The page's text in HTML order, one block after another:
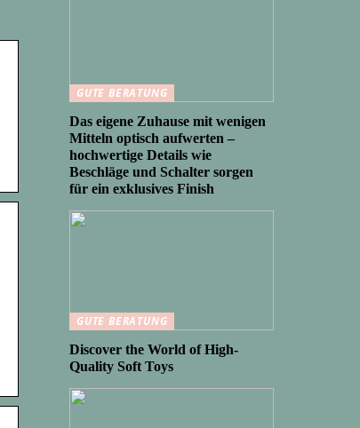
GUTE BERATUNG
Das eigene Zuhause mit wenigen
Mitteln optisch aufwerten –
hochwertige Details wie
Beschläge und Schalter sorgen
für ein exklusives Finish
GUTE BERATUNG
Discover the World of High-
Quality Soft Toys